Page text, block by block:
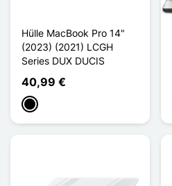
Hülle MacBook Pro 14"
(2023) (2021) LCGH
Series DUX DUCIS
40,99 €
Schwarz